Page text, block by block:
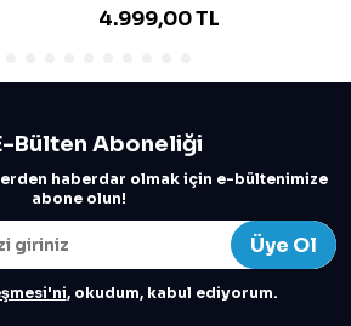
4.999,00TL
Bülten Aboneliği
haberdar olmak için e-bültenimize
abone olun!
Üye Ol
, okudum, kabul ediyorum.